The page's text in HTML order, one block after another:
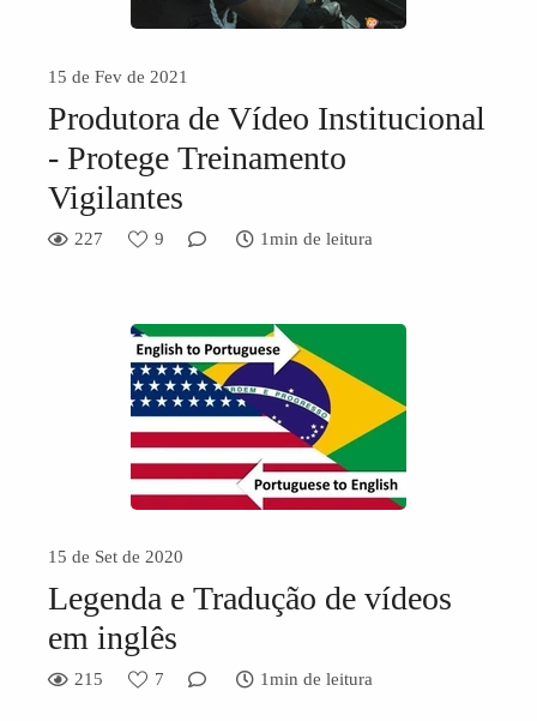
15 de Fev de 2021
Produtora de Vídeo Institucional
- Protege Treinamento
Vigilantes
227 9 1min de leitura
15 de Set de 2020
Legenda e Tradução de vídeos
em inglês
215 7 1min de leitura